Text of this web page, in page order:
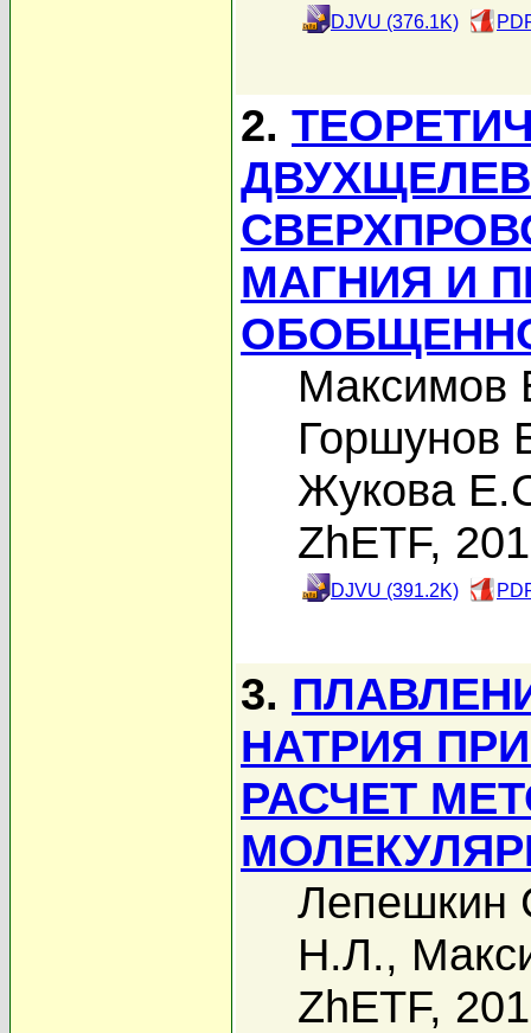
DJVU (376.1K)
2.
МАГНИЯ И
Максимов
Горшунов
Жукова
ZhETF,
DJVU (391.2K)
3.
НАТРИЯ
РАСЧЕТ
Лепешкин
Н.Л.,
ZhETF,